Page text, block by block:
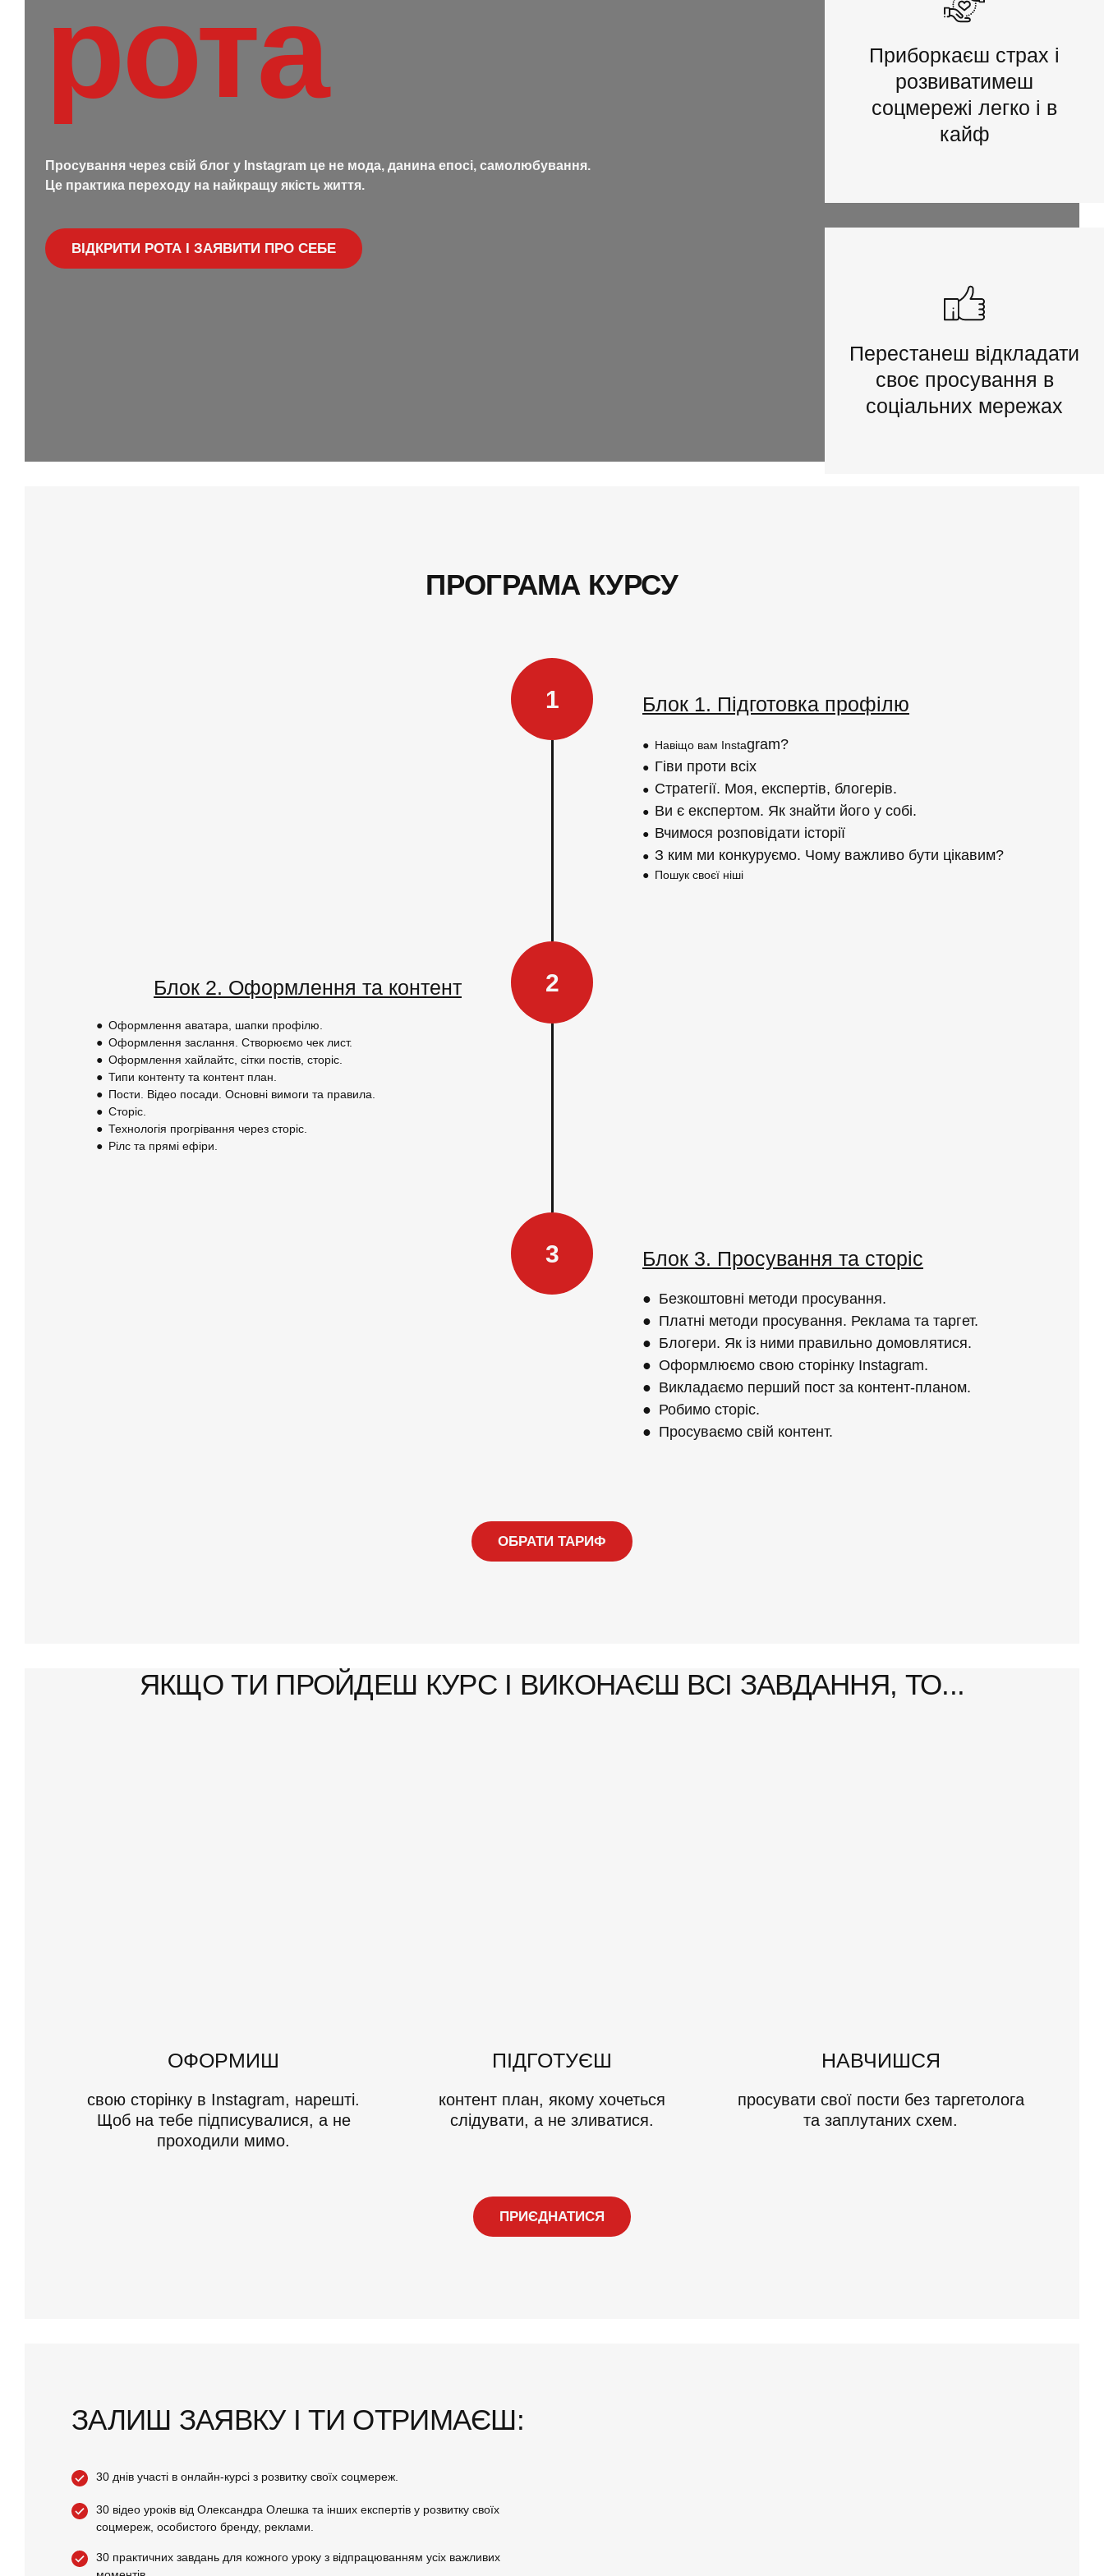
рота
Просування через свій блог у Instagram це не мода, данина епосі, самолюбування.
Це практика переходу на найкращу якість життя.
ВІДКРИТИ РОТА І ЗАЯВИТИ ПРО СЕБЕ
Приборкаєш страх і
розвиватимеш
соцмережі легко і в
кайф
Перестанеш відкладати
своє просування в
соціальних мережах
ПРОГРАМА КУРСУ
1 Блок 1. Підготовка профілю
● Навіщо вам Instagram?
● Гіви проти всіх
● Стратегії. Моя, експертів, блогерів.
● Ви є експертом. Як знайти його у собі.
● Вчимося розповідати історії
● З ким ми конкуруємо. Чому важливо бути цікавим?
● Пошук своєї ніші
2
Блок 2. Оформлення та контент
● Оформлення аватара, шапки профілю.
● Оформлення заслання. Створюємо чек лист.
● Оформлення хайлайтс, сітки постів, сторіс.
● Типи контенту та контент план.
● Пости. Відео посади. Основні вимоги та правила.
● Сторіс.
● Технологія прогрівання через сторіс.
● Рілс та прямі ефіри.
3 Блок 3. Просування та сторіс
● Безкоштовні методи просування.
● Платні методи просування. Реклама та таргет.
● Блогери. Як із ними правильно домовлятися.
● Оформлюємо свою сторінку Instagram.
● Викладаємо перший пост за контент-планом.
● Робимо сторіс.
● Просуваємо свій контент.
ОБРАТИ ТАРИФ
ЯКЩО ТИ ПРОЙДЕШ КУРС І ВИКОНАЄШ ВСІ ЗАВДАННЯ, ТО...
ОФОРМИШ
свою сторінку в Instagram, нарешті.
Щоб на тебе підписувалися, а не
проходили мимо.
ПІДГОТУЄШ
контент план, якому хочеться
слідувати, а не зливатися.
НАВЧИШСЯ
просувати свої пости без таргетолога
та заплутаних схем.
ПРИЄДНАТИСЯ
ЗАЛИШ ЗАЯВКУ І ТИ ОТРИМАЄШ:
30 днів участі в онлайн-курсі з розвитку своїх соцмереж.
30 відео уроків від Олександра Олешка та інших експертів у розвитку своїх
соцмереж, особистого бренду, реклами.
30 практичних завдань для кожного уроку з відпрацюванням усіх важливих